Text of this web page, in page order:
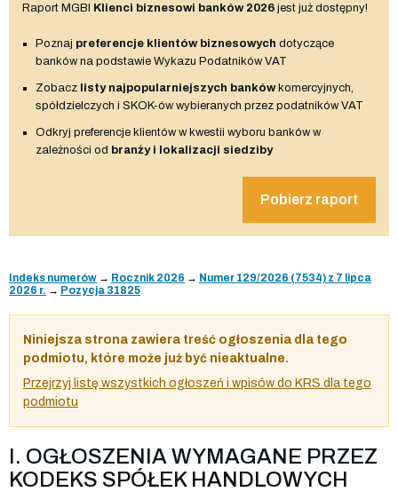
Raport MGBI Klienci biznesowi banków 2026 jest już dostępny!
Poznaj preferencje klientów biznesowych dotyczące
banków na podstawie Wykazu Podatników VAT
Zobacz listy najpopularniejszych bankówkomercyjnych,
spółdzielczych i SKOK-ów wybieranych przez podatników VAT
Odkryj preferencje klientów w kwestii wyboru banków w
zależności od branży i lokalizacji siedziby
Pobierz raport
Indeks numerów → Rocznik 2026 → Numer 129/2026 (7534) z 7 lipca
2026 r. → Pozycja 31825
Niniejsza strona zawiera treść ogłoszenia dla tego
podmiotu, które może już być nieaktualne.
Przejrzyj listę wszystkich ogłoszeń i wpisów do KRS dla tego
podmiotu
I. OGŁOSZENIA WYMAGANE PRZEZ
KODEKS SPÓŁEK HANDLOWYCH